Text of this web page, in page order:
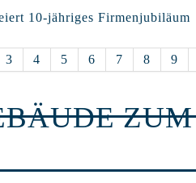
10-jähriges Firmenjubiläum
3 4 5 6 7 8 9